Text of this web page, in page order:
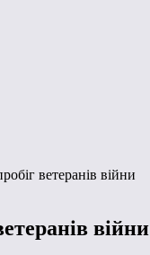
ветеранів війни
війни